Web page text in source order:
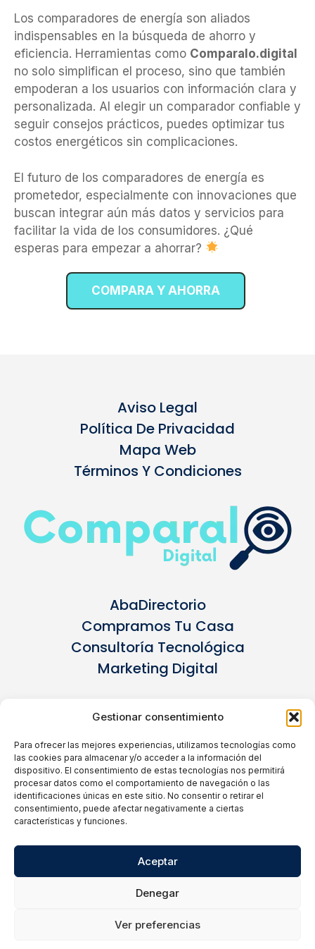
Gestionar consentimiento
Para ofrecer las mejores experiencias, utilizamos tecnologías como
las cookies para almacenar y/o acceder a la información del
dispositivo. El consentimiento de estas tecnologías nos permitirá
procesar datos como el comportamiento de navegación o las
identificaciones únicas en este sitio. No consentir o retirar el
consentimiento, puede afectar negativamente a ciertas
características y funciones.
Aceptar
Denegar
Ver preferencias
Los comparadores de energía son aliados
indispensables en la búsqueda de ahorro y
eficiencia. Herramientas como Comparalo.digital
no solo simplifican el proceso, sino que también
empoderan a los usuarios con información clara y
personalizada. Al elegir un comparador confiable y
seguir consejos prácticos, puedes optimizar tus
costos energéticos sin complicaciones.
El futuro de los comparadores de energía es
prometedor, especialmente con innovaciones que
buscan integrar aún más datos y servicios para
facilitar la vida de los consumidores. ¿Qué
esperas para empezar a ahorrar?
COMPARA Y AHORRA
Aviso Legal
Política De Privacidad
Mapa Web
Términos Y Condiciones
AbaDirectorio
Compramos Tu Casa
Consultoría Tecnológica
Marketing Digital
Negocios De Gran Canaria
Negocios De Tenerife
Negocios De Valencia
Ni Un Pelo De Tonto
Tenerife